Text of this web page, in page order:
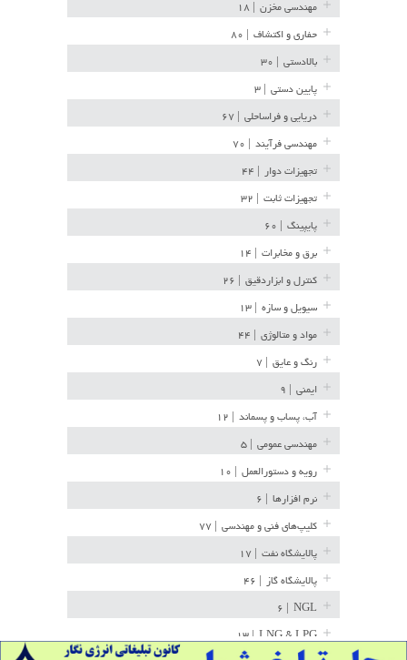
مهندسی مخزن
حفاری و اکتشاف
بالادستی
پایین دستی
دریایی و فراساحلی
مهندسی فرآیند
تجهیزات دوار
تجهیزات ثابت
پایپینگ
برق و مخابرات
کنترل و ابزاردقیق
سیویل و سازه
مواد و متالوژی
رنگ و عایق
ایمنی
آب، پساب و پسماند
مهندسی عمومی
رویه و دستورالعمل
نرم افزارها
کلیپ‌های فنی و مهندسی
پالایشگاه نفت
پالایشگاه گاز
NGL
LNG & LPG | ۱۳